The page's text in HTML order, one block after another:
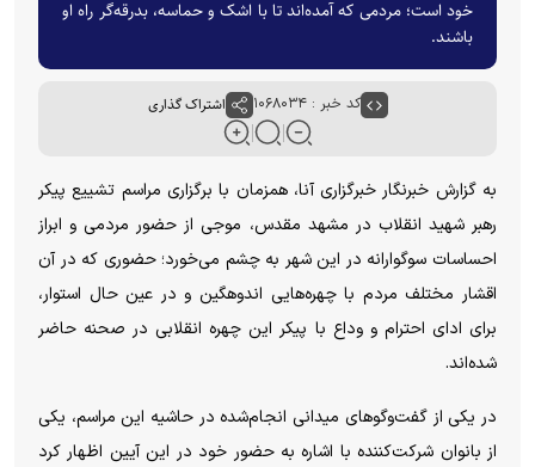
خود است؛ مردمی که آمده‌اند تا با اشک و حماسه، بدرقه‌گر راه او
باشند.
کد خبر : ۱۰۶۸۰۳۴ اشتراک گذاری
به گزارش خبرنگار خبرگزاری آنا، همزمان با برگزاری مراسم تشییع پیکر
رهبر شهید انقلاب در مشهد مقدس، موجی از حضور مردمی و ابراز
احساسات سوگوارانه در این شهر به چشم می‌خورد؛ حضوری که در آن
اقشار مختلف مردم با چهره‌هایی اندوهگین و در عین حال استوار،
برای ادای احترام و وداع با پیکر این چهره انقلابی در صحنه حاضر
شده‌اند.
در یکی از گفت‌و‌گو‌های میدانی انجام‌شده در حاشیه این مراسم، یکی
از بانوان شرکت‌کننده با اشاره به حضور خود در این آیین اظهار کرد